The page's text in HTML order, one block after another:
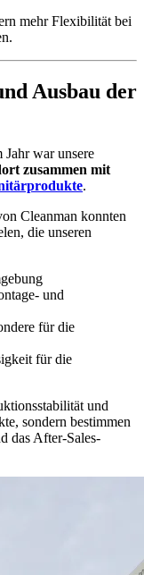
mehr Flexibilität bei
Ausbau der
war unsere
zusammen mit
.
Cleanman konnten
die unseren
und
für die
für die
und
sondern bestimmen
das After-Sales-